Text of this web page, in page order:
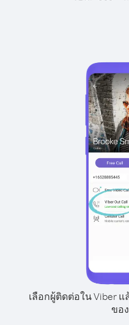
เลือกผู้ติดต่อใน Viber
ขอ